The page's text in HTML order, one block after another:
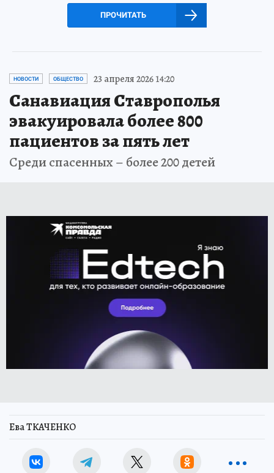
ПРОЧИТАТЬ
НОВОСТИ ОБЩЕСТВО 23 апреля 2026 14:20
Санавиация Ставрополья
эвакуировала более 800
пациентов за пять лет
Среди спасенных – более 200 детей
Ева ТКАЧЕНКО